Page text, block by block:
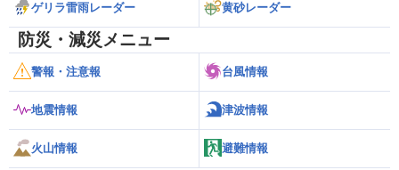
ゲリラ雷雨レーダー 黄砂レーダー
防災・減災メニュー
警報・注意報 台風情報
地震情報 津波情報
火山情報 避難情報